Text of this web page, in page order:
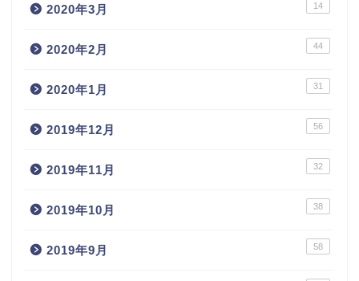
2020年3月 14
2020年2月 44
2020年1月 31
2019年12月 56
2019年11月 32
2019年10月 38
2019年9月 58